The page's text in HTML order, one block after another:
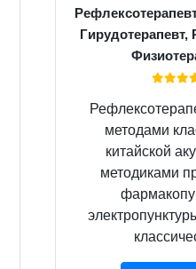
Гирудотерапевт,
методами
китайской
методиками